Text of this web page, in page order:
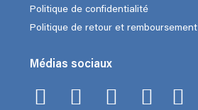
Politique de confidentialité
Politique de retour et remboursement
Médias sociaux